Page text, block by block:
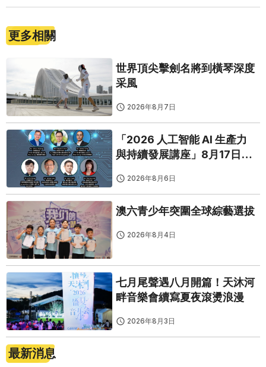
更多相關
世界頂尖擊劍名將到橫琴深度
采風
2026年8月7日
「2026 人工智能 AI 生產力
與持續發展講座」8月17日免
2026年8月6日
澳六青少年突圍全球綜藝選拔
2026年8月4日
七月尾聲遇八月開篇！天沐河
畔音樂會續寫夏夜滾燙浪漫
2026年8月3日
最新消息